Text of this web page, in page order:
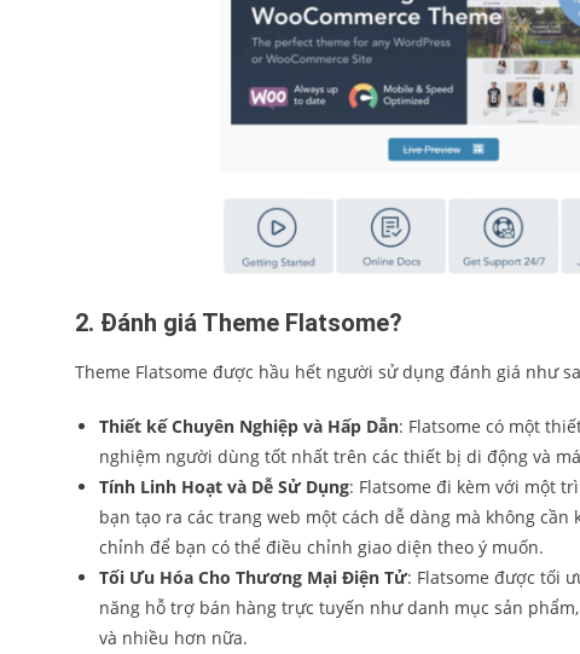
2. Đánh giá Theme Flatsome?
Theme Flatsome được hầu hết người sử dụng đánh giá như
Thiết kế Chuyên Nghiệp và Hấp Dẫn: Flatsome có một
nghiệm người dùng tốt nhất trên các thiết bị di động và
Tính Linh Hoạt và Dễ Sử Dụng: Flatsome đi kèm với một
bạn tạo ra các trang web một cách dễ dàng mà không
chỉnh để bạn có thể điều chỉnh giao diện theo ý muốn.
Tối Ưu Hóa Cho Thương Mại Điện Tử: Flatsome được tối
năng hỗ trợ bán hàng trực tuyến như danh mục sản
và nhiều hơn nữa.